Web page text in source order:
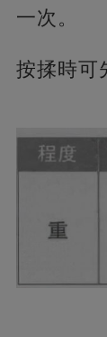
一次。
按揉時可